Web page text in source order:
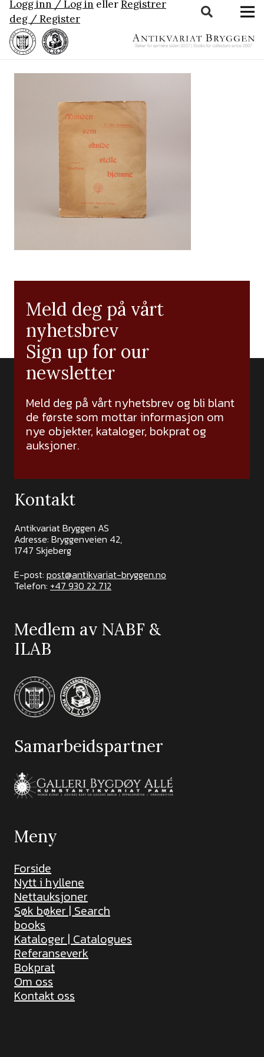
Logg inn / Log in ellerRegistrer
deg / Register
Meld deg på vårt
nyhetsbrev
Sign up for our
newsletter
Meld deg på vårt nyhetsbrev og bli blant
de første som mottar informasjon om
nye objekter, kataloger, bokprat og
auksjoner.
Kontakt
Antikvariat Bryggen AS
Adresse: Bryggenveien 42,
1747 Skjeberg
E-post: post@antikvariat-bryggen.no
Telefon: +47 930 22 712
Medlem av NABF &
ILAB
Samarbeidspartner
Meny
Forside
Nytt i hyllene
Nettauksjoner
Søk bøker | Search
books
Kataloger | Catalogues
Referanseverk
Bokprat
Om oss
Kontakt oss